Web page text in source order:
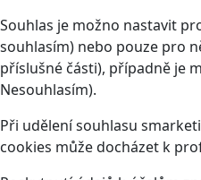
Souhlas je možno nastavit
souhlasím) nebo pouze pro
příslušné části), případně je
Nesouhlasím).
Při udělení souhlasu
cookies může docházet k